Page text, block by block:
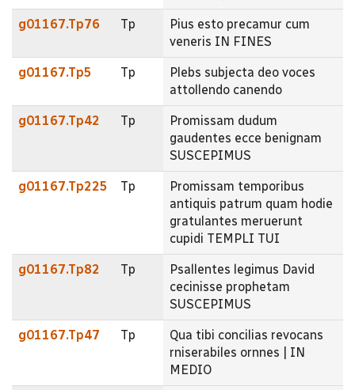
g01167.Tp76 Tp
Pius esto precamur cum
veneris IN FINES
g01167.Tp5 Tp
Plebs subjecta deo voces
attollendo canendo
g01167.Tp42 Tp
Promissam dudum
gaudentes ecce benignam
SUSCEPIMUS
g01167.Tp225 Tp
Promissam temporibus
antiquis patrum quam hodie
gratulantes meruerunt
cupidi TEMPLI TUI
g01167.Tp82 Tp
Psallentes legimus David
cecinisse prophetam
SUSCEPIMUS
g01167.Tp47 Tp
Qua tibi concilias revocans
rniserabiles ornnes | IN
MEDIO